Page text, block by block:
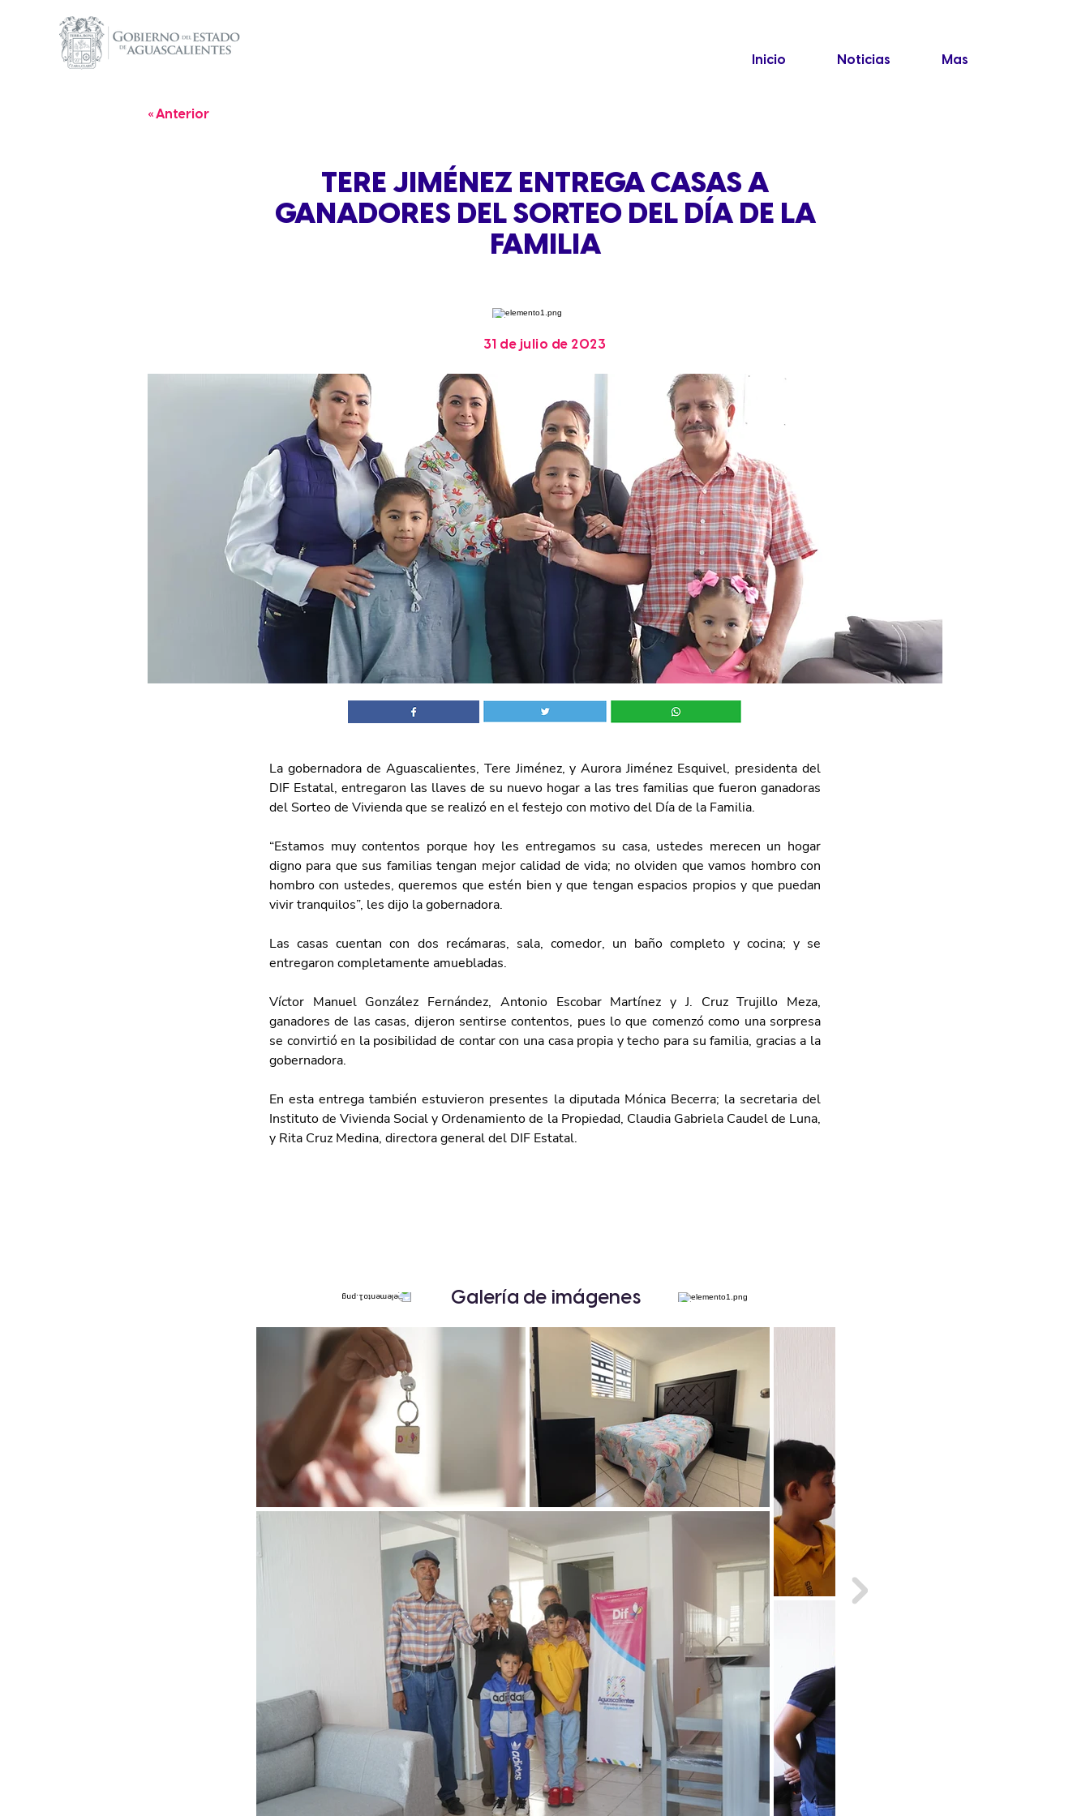
Inicio Noticias Mas
« Anterior
TERE JIMÉNEZ ENTREGA CASAS A
GANADORES DEL SORTEO DEL DÍA DE LA
FAMILIA
31 de julio de 2023
La gobernadora de Aguascalientes, Tere Jiménez, y Aurora Jiménez Esquivel, presidenta del
DIF Estatal, entregaron las llaves de su nuevo hogar a las tres familias que fueron ganadoras
del Sorteo de Vivienda que se realizó en el festejo con motivo del Día de la Familia.
“Estamos muy contentos porque hoy les entregamos su casa, ustedes merecen un hogar
digno para que sus familias tengan mejor calidad de vida; no olviden que vamos hombro con
hombro con ustedes, queremos que estén bien y que tengan espacios propios y que puedan
vivir tranquilos”, les dijo la gobernadora.
Las casas cuentan con dos recámaras, sala, comedor, un baño completo y cocina; y se
entregaron completamente amuebladas.
Víctor Manuel González Fernández, Antonio Escobar Martínez y J. Cruz Trujillo Meza,
ganadores de las casas, dijeron sentirse contentos, pues lo que comenzó como una sorpresa
se convirtió en la posibilidad de contar con una casa propia y techo para su familia, gracias a la
gobernadora.
En esta entrega también estuvieron presentes la diputada Mónica Becerra; la secretaria del
Instituto de Vivienda Social y Ordenamiento de la Propiedad, Claudia Gabriela Caudel de Luna,
y Rita Cruz Medina, directora general del DIF Estatal.
Galería de imágenes